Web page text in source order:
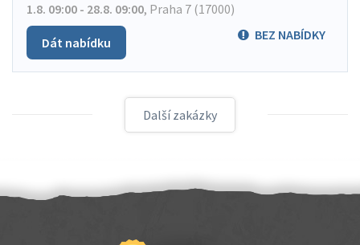
1.8. 09:00 - 28.8. 09:00, Praha 7 (17000)
BEZ NABÍDKY
Dát nabídku
Další zakázky